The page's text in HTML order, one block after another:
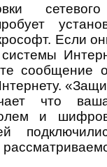
Если
сообщение
что
и